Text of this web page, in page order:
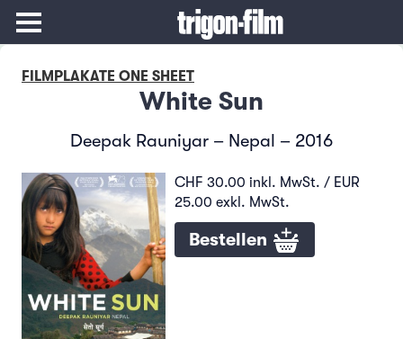
FILMPLAKATE ONE SHEET
White Sun
Deepak Rauniyar – Nepal – 2016
CHF 30.00 inkl. MwSt. / EUR
25.00 exkl. MwSt.
Bestellen